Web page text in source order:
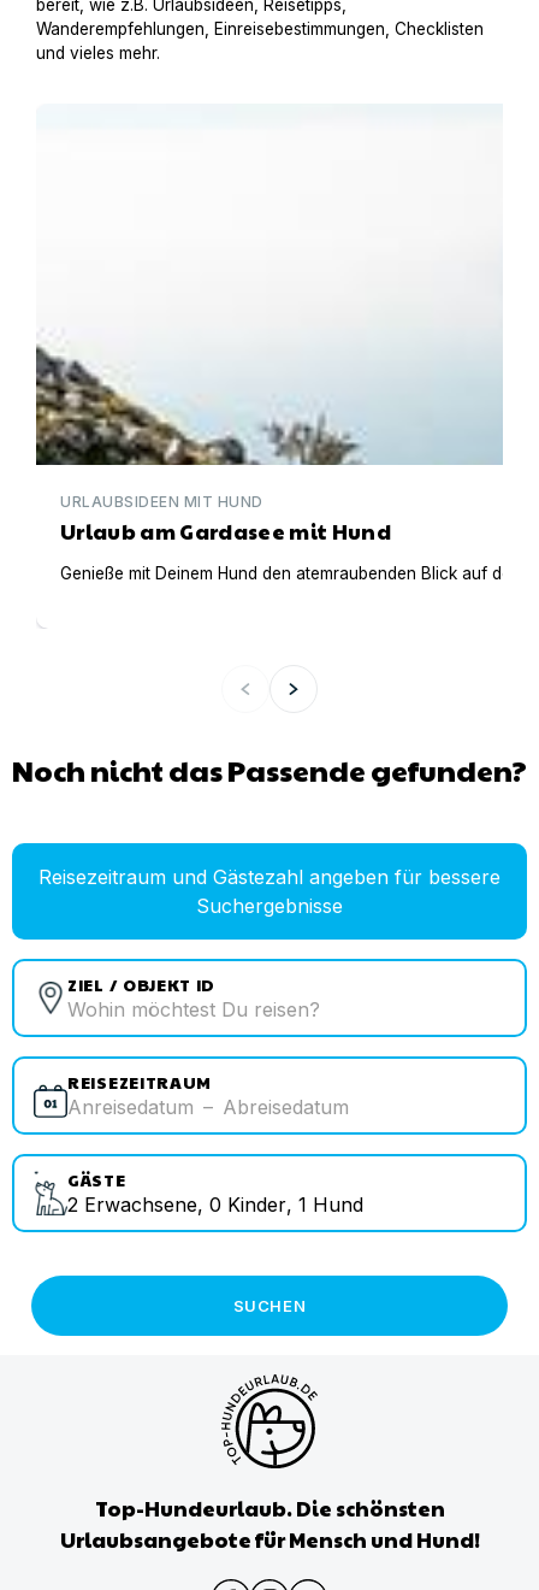
bereit, wie z.B. Urlaubsideen, Reisetipps,
Wanderempfehlungen, Einreisebestimmungen, Checklisten
und vieles mehr.
URLAUBSIDEEN MIT HUND
Urlaub am Gardasee mit Hund
Genieße mit Deinem Hund den atemraubenden Blick auf den
Noch nicht das Passende gefunden?
Reisezeitraum und Gästezahl angeben für bessere
Suchergebnisse
ZIEL / OBJEKT ID
REISEZEITRAUM
Anreisedatum – Abreisedatum
GÄSTE
2 Erwachsene, 0 Kinder, 1 Hund
SUCHEN
Top-Hundeurlaub. Die schönsten
Urlaubsangebote für Mensch und Hund!